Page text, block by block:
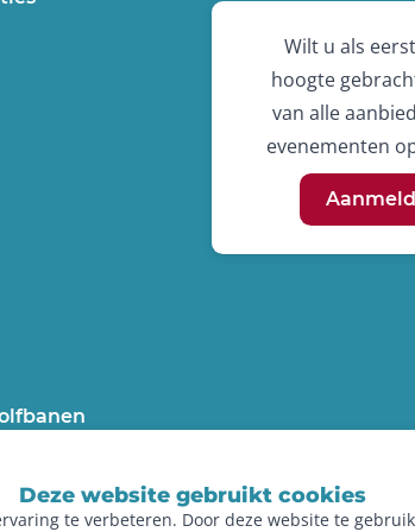
Wilt u als
hoogte
van alle
evenementen
Deze website gebruikt cookies
te verbeteren. Door deze website te